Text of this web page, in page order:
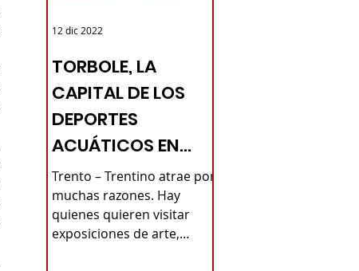
TORBOLE, LA
CAPITAL DE LOS
DEPORTES
ACUÁTICOS EN
TRENTINO -
TURISMO DE LAS
RAÍCES
Trento – Trentino atrae por
muchas razones. Hay
quienes quieren visitar
exposiciones de arte,
12 dic 2022